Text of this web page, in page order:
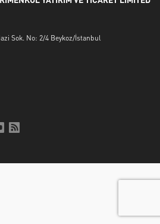
Sok. No: 2/4 Beykoz/İstanbul